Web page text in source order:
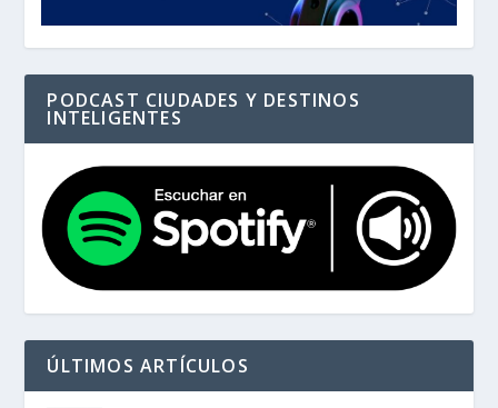
PODCAST CIUDADES Y DESTINOS
INTELIGENTES
ÚLTIMOS ARTÍCULOS